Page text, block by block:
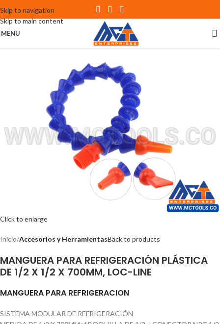
Skip to navigation
Skip to main content
MENU
Click to enlarge
Inicio Accesorios y HerramientasBack to products
MANGUERA PARA REFRIGERACIÓN PLÁSTICA
DE 1/2 X 1/2 X 700MM, LOC-LINE
MANGUERA PARA REFRIGERACION
SISTEMA MODULAR DE REFRIGERACIÓN